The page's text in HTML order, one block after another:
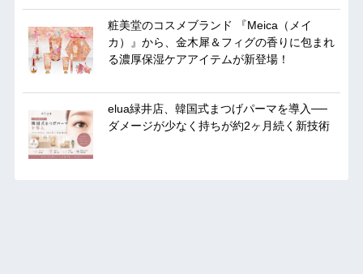
粧美堂のコスメブランド 『Meica（メイ
カ）』から、金木犀＆フィグの香りに包まれ
る濃厚保湿ケアアイテムが新登場！
elua緑井店、韓国式まつげパーマを導入──
ダメージが少なく持ちが約2ヶ月続く新技術